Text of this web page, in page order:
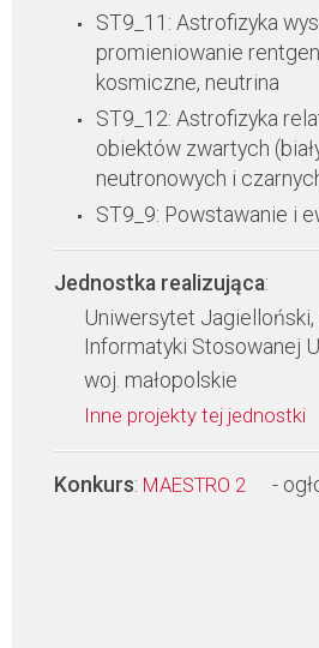
ST9_11: Astrofizyka
promieniowanie
kosmiczne, neutrina
ST9_12: Astrofizyka
obiektów zwartych
neutronowych i
ST9_9: Powstawanie i
Jednostka realizująca:
Uniwersytet Jagielloński,
Informatyki Stosowanej
woj. małopolskie
Inne projekty tej jednostki
Konkurs: MAESTRO 2 -